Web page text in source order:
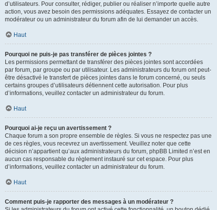
d’utilisateurs. Pour consulter, rédiger, publier ou réaliser n’importe quelle autre
action, vous avez besoin des permissions adéquates. Essayez de contacter un
modérateur ou un administrateur du forum afin de lui demander un accès.
Haut
Pourquoi ne puis-je pas transférer de pièces jointes ?
Les permissions permettant de transférer des pièces jointes sont accordées
par forum, par groupe ou par utilisateur. Les administrateurs du forum ont peut-
être désactivé le transfert de pièces jointes dans le forum concerné, ou seuls
certains groupes d’utilisateurs détiennent cette autorisation. Pour plus
d’informations, veuillez contacter un administrateur du forum.
Haut
Pourquoi ai-je reçu un avertissement ?
Chaque forum a son propre ensemble de règles. Si vous ne respectez pas une
de ces règles, vous recevrez un avertissement. Veuillez noter que cette
décision n’appartient qu’aux administrateurs du forum, phpBB Limited n’est en
aucun cas responsable du règlement instauré sur cet espace. Pour plus
d’informations, veuillez contacter un administrateur du forum.
Haut
Comment puis-je rapporter des messages à un modérateur ?